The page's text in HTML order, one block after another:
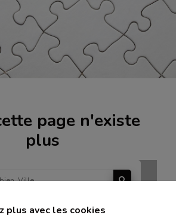
plus avec les cookies
page n'existe
plus
À Louer